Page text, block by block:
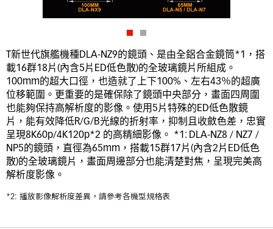
T新世代旗艦機種DLA-NZ9的鏡頭、是由全鋁合金鏡筒*1，搭
載16群18片(內含5片ED低色散)的全玻璃鏡片所組成。
100mm的超大口徑，也造就了上下100%、左右43％的超廣
位移範圍。更重要的是確保除了鏡頭中央部分，畫面四周圍
也能夠保持高解析度的影像。使用5片特殊的ED低色散鏡
片，能有效降低R/G/B光線的折射率，抑制且收斂色差，忠實
呈現8K60p/4K120p*2 的高精細影像。 *1: DLA-NZ8 / NZ7 /
NP5的鏡頭，直徑為65mm，搭載15群17片(內含2片ED低色
散)的全玻璃鏡片，畫面周邊部分也能清楚對焦，呈現完美高
解析度影像。
*2: 播放影像解析度差異，請參考各機型規格表